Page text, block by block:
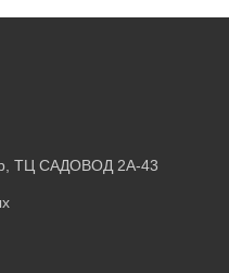
ТЦ САДОВОД 2А-43